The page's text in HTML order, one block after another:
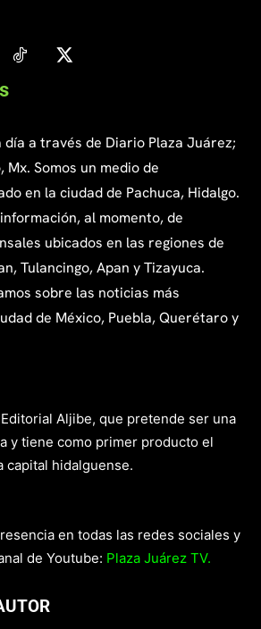
a través de Diario Plaza Juárez;
Mx. Somos un medio de
en la ciudad de Pachuca, Hidalgo.
al momento, de
ubicados en las regiones de
Tulancingo, Apan y Tizayuca.
sobre las noticias más
de México, Puebla, Querétaro y
Aljibe, que pretende ser una
y tiene como primer producto el
capital hidalguense.
en todas las redes sociales y
de Youtube: Plaza Juárez TV.